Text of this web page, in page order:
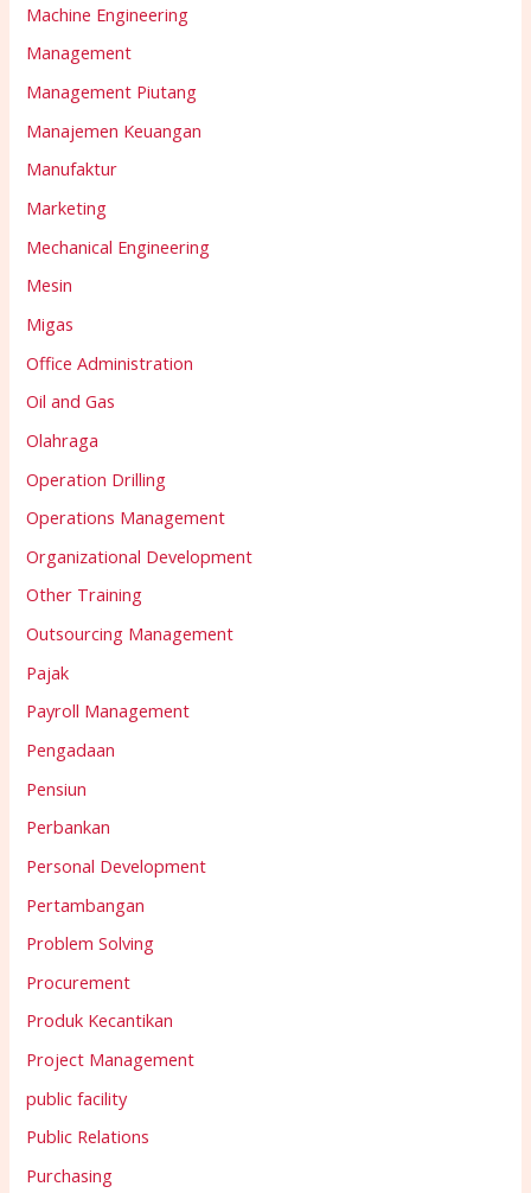
Machine Engineering
Management
Management Piutang
Manajemen Keuangan
Manufaktur
Marketing
Mechanical Engineering
Mesin
Migas
Office Administration
Oil and Gas
Olahraga
Operation Drilling
Operations Management
Organizational Development
Other Training
Outsourcing Management
Pajak
Payroll Management
Pengadaan
Pensiun
Perbankan
Personal Development
Pertambangan
Problem Solving
Procurement
Produk Kecantikan
Project Management
public facility
Public Relations
Purchasing